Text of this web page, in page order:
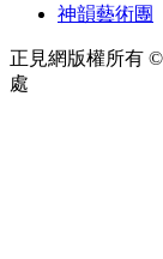
神韻藝術團
正見網版權所有
處